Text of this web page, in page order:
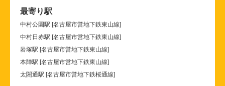
最寄り駅
中村公園駅 [名古屋市営地下鉄東山線]
中村日赤駅 [名古屋市営地下鉄東山線]
岩塚駅 [名古屋市営地下鉄東山線]
本陣駅 [名古屋市営地下鉄東山線]
太閤通駅 [名古屋市営地下鉄桜通線]